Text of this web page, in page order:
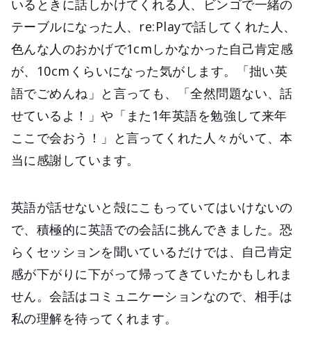
いるときに話しかけてくれる人、ビンゴで一緒の
テーブルになった人、re:Playで話してくれた人、
色んな人のおかげで1cmしかなかった自己肯定感
が、10cmくらいになった気がします。「拙い英
語でごめんね」と言っても、「全然問題ない、話
せているよ！」や「また1年英語を勉強して来年
ここで会おう！」と言ってくれた人々がいて、本
当に感謝しています。
英語が話せないと殻にこもっていてはいけないの
で、積極的に英語での会話に挑んできました。恐
らくセッションを聞いているだけでは、自己肯定
感が下がりに下がって帰ってきていたかもしれま
せん。会話はコミュニケーションなので、相手は
私の理解を待ってくれます。